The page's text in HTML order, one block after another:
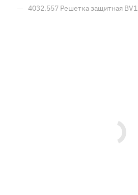
— 4032.557 Решетка защитная